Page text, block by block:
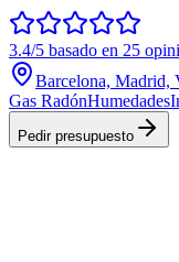
3.4/5 basado en 25
Barcelona, Madrid,
Gas RadónHumedades
Pedir presupuesto